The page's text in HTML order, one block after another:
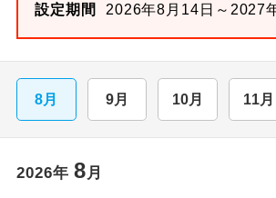
設定期間
2026年8月14日～2027
8月 9月 10月 11月
2026年 8月